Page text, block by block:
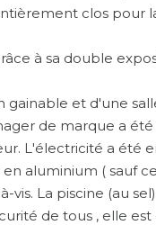
clos pour
à sa double
et d'une
de marque a
L'électricité a
aluminium ( sauf
vis. La piscine
de tous , elle